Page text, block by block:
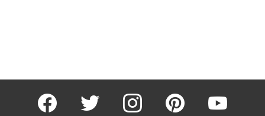
facebook twitter instagram pinterest youtube